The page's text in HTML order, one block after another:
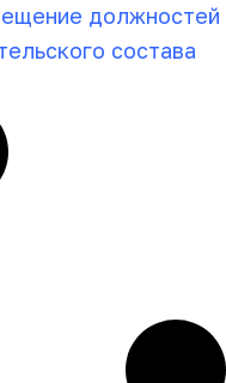
должностей
состава